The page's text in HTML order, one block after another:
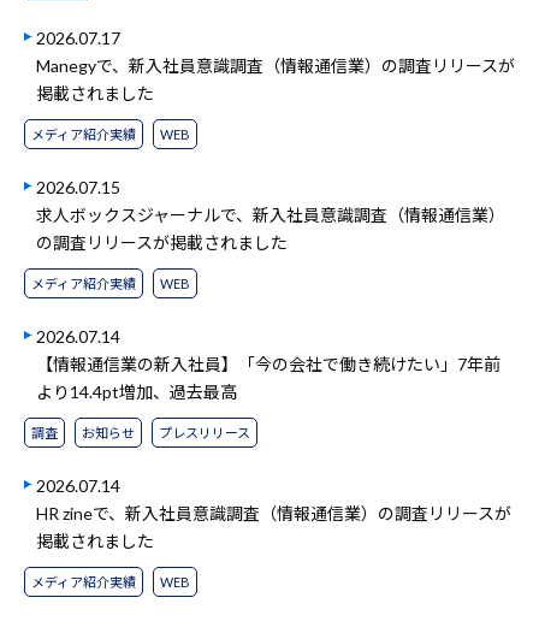
2026.07.17
Manegyで、新入社員意識調査（情報通信業）の調査リリースが
掲載されました
メディア紹介実績 WEB
2026.07.15
求人ボックスジャーナルで、新入社員意識調査（情報通信業）
の調査リリースが掲載されました
メディア紹介実績 WEB
2026.07.14
【情報通信業の新入社員】「今の会社で働き続けたい」7年前
より14.4pt増加、過去最高
調査 お知らせ プレスリリース
2026.07.14
HR zineで、新入社員意識調査（情報通信業）の調査リリースが
掲載されました
メディア紹介実績 WEB